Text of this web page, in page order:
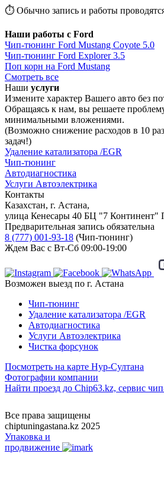
⏱ Обычно запись и работы
Наши работы с Ford
Чип-тюнинг Ford Mustang Coyote 5.0
Чип-тюнинг Ford Explorer 3.5
Поп корн на Ford Mustang
Смотреть все
Наши услуги
Измените характер Вашего авто без
Обращаясь к нам, вы решаете
минимальными вложениями.
(Возможно снижение расходов в 10
задач!)
Удаление катализатора /EGR
Чип-тюнинг
Автодиагностика
Услуги Автоэлектрика
Контакты
Казахстан, г. Астана,
улица Кенесары 40 БЦ "7 Континент"
Предварительная запись обязательна
8 (777) 001-93-18 (Чип-тюнинг)
Ждем Вас с Вт-Сб 09:00-19:00
Возможен выезд по г. Астана
Чип-тюнинг
Удаление катализатора /EGR
Автодиагностика
Услуги Автоэлектрика
Чистка форсунок
Посмотреть на карте Нур-Султана
Фотографии компании
Найти проезд до Chip63.kz, сервис
Все права защищены
chiptuningastana.kz 2025
Упаковка и
продвижение